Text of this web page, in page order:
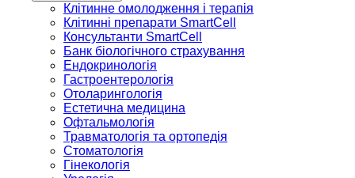
Клітинне омолодження і терапія
Клітинні препарати SmartCell
Консультанти SmartCell
Банк бiологiчного страхування
Ендокринологія
Гастроентерологія
Отоларингологія
Естетична медицина
Офтальмологія
Травматологія та ортопедія
Стоматологія
Гінекологія